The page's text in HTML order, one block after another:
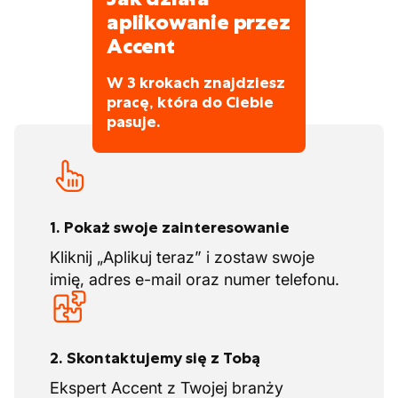
aplikowanie przez
Accent
W 3 krokach znajdziesz
pracę, która do Ciebie
pasuje.
1. Pokaż swoje zainteresowanie
Kliknij „Aplikuj teraz” i zostaw swoje
imię, adres e-mail oraz numer telefonu.
2. Skontaktujemy się z Tobą
Ekspert Accent z Twojej branży